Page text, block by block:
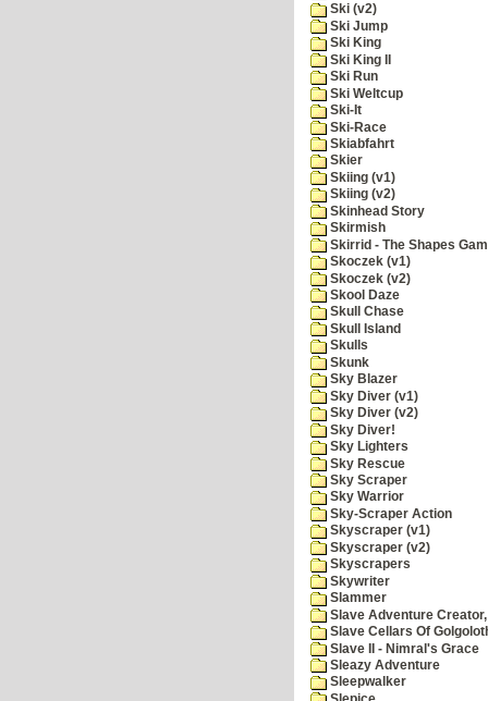
Ski (v2)
Ski Jump
Ski King
Ski King II
Ski Run
Ski Weltcup
Ski-It
Ski-Race
Skiabfahrt
Skier
Skiing (v1)
Skiing (v2)
Skinhead Story
Skirmish
Skirrid - The Shapes
Skoczek (v1)
Skoczek (v2)
Skool Daze
Skull Chase
Skull Island
Skulls
Skunk
Sky Blazer
Sky Diver (v1)
Sky Diver (v2)
Sky Diver!
Sky Lighters
Sky Rescue
Sky Scraper
Sky Warrior
Sky-Scraper Action
Skyscraper (v1)
Skyscraper (v2)
Skyscrapers
Skywriter
Slammer
Slave Adventure Creator,
Slave Cellars Of
Slave II - Nimral's Grace
Sleazy Adventure
Sleepwalker